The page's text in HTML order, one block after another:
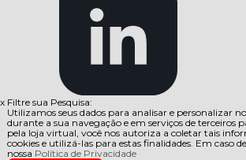
x Filtre sua Pesquisa:
Utilizamos seus dados para analisar e personalizar
durante a sua navegação e em serviços de terceiros
pela loja virtual, você nos autoriza a coletar tais
cookies e utilizá-las para estas finalidades. Em caso
nossa Política de Privacidade